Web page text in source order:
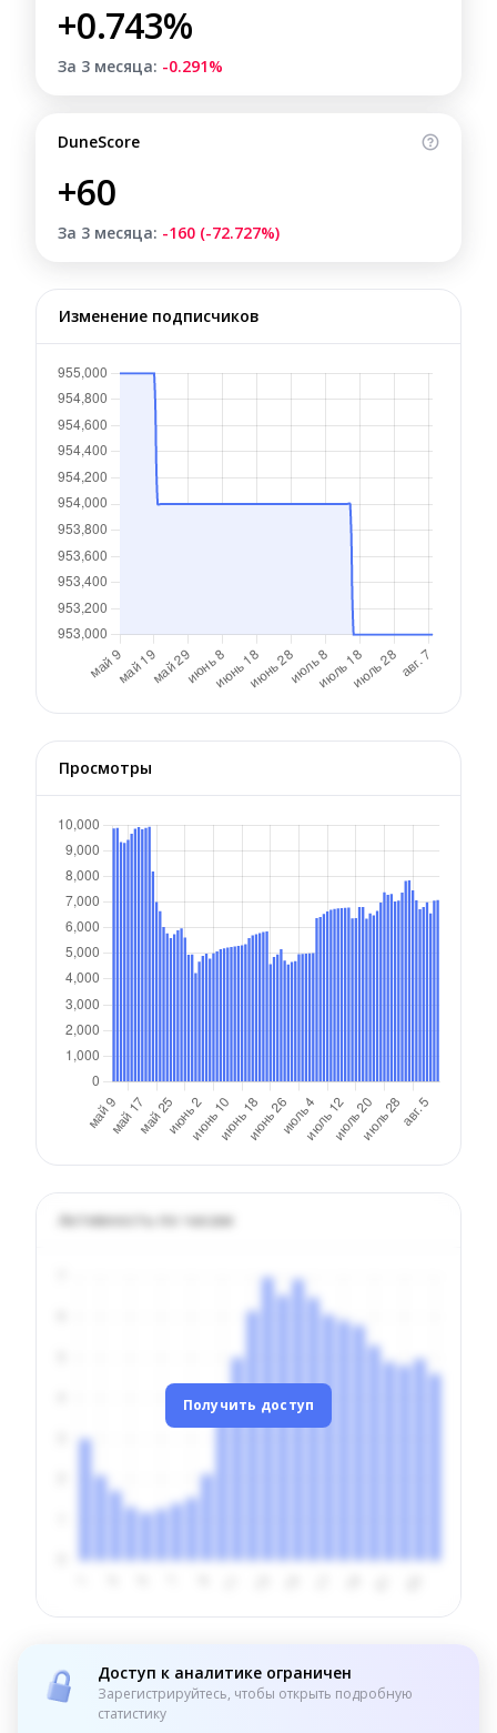
+0.743%
За 3 месяца: -0.291%
DuneScore
+60
За 3 месяца: -160 (-72.727%)
Изменение подписчиков
Просмотры
Активность по часам
Получить доступ
Доступ к аналитике ограничен
Зарегистрируйтесь, чтобы открыть подробную
статистику